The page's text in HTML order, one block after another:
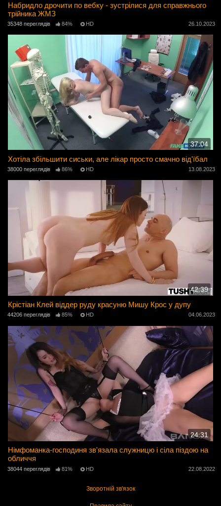
Набридло дрочити по вебку - зустрілися для справжнього
трійника ЖМЗ
35348 переглядів 84% HD 26.10.2023
37:04
Хотіла збільшити сиськи, але лікар просто смачно від'їбал
38000 переглядів 86% HD 13.08.2023
42:39
Крістіан Клей віддер руду красуню Мишу Крос у дупу
44206 переглядів 85% HD 04.06.2023
24:31
Німфоманка-господиня зв'язала служницю і сіла піздою на
обличчя
38044 переглядів 81% HD 22.08.2022
Зворотній зв'язок